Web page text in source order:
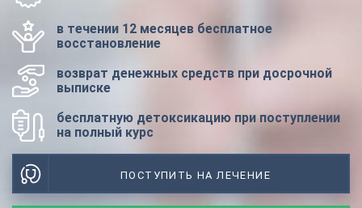
в течении 12 месяцев бесплатное
восстановление
возврат денежных средств при досрочной
выписке
бесплатную детоксикацию при поступлении
на полный курс
ПОСТУПИТЬ НА ЛЕЧЕНИЕ